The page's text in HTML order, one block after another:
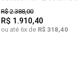
R$2.388,00
R$ 1 .910,40
ou até 6x de R$ 318,40